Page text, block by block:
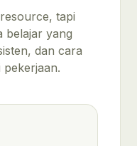
tapi
belajar yang
dan cara
pekerjaan.